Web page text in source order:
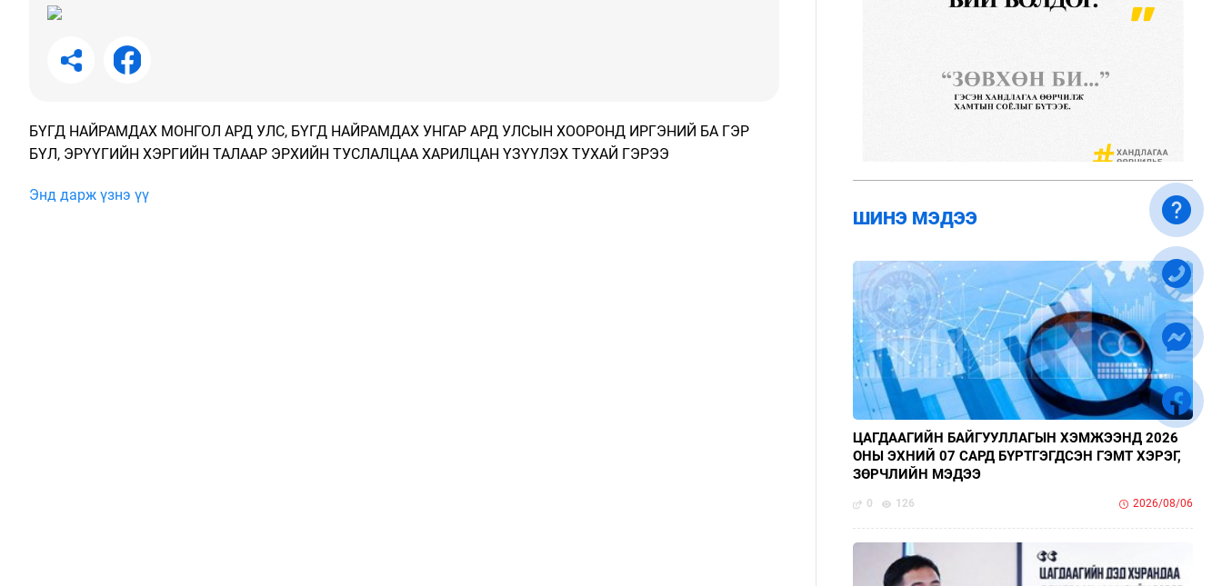
БҮГД НАЙРАМДАХ МОНГОЛ АРД УЛС, БҮГД НАЙРАМДАХ УНГАР АРД УЛСЫН ХООРОНД ИРГЭНИЙ БА ГЭР
БҮЛ, ЭРҮҮГИЙН ХЭРГИЙН ТАЛААР ЭРХИЙН ТУСЛАЛЦАА ХАРИЛЦАН ҮЗҮҮЛЭХ ТУХАЙ ГЭРЭЭ
Энд дарж үзнэ үү
ШИНЭ МЭДЭЭ
ЦАГДААГИЙН БАЙГУУЛЛАГЫН ХЭМЖЭЭНД 2026
ОНЫ ЭХНИЙ 07 САРД БҮРТГЭГДСЭН ГЭМТ ХЭРЭГ,
ЗӨРЧЛИЙН МЭДЭЭ
0 126 2026/08/06